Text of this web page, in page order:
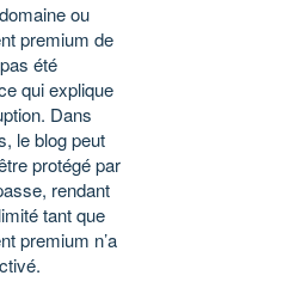
ou
premium de
été
qui explique
Dans
le blog peut
protégé par
rendant
tant que
premium n’a